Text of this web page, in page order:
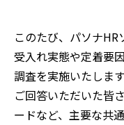
このたび、パソナ
受入れ実態や定着要
調査を実施いたします
ご回答いただいた皆
ードなど、主要な共